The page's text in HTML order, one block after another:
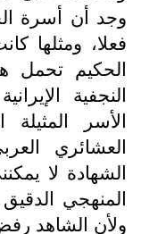
وجد أن أسرة
فعلا، ومثلها
الحكيم تحمل
النجفية
الأسر المثيلة
العشائري
الشهادة لا
المنهجي الدقيق
ولأن الشاهد